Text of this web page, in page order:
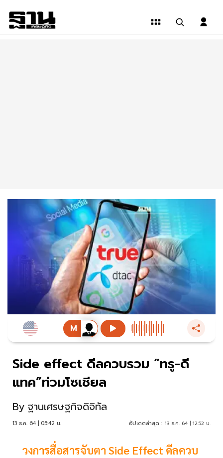
Side effect ดีลควบรวม “ทรู-ดี
แทค”ท่วมโซเชียล
By ฐานเศรษฐกิจดิจิทัล
13 ธ.ค. 64 | 05:42 น. อัปเดตล่าสุด : 13 ธ.ค. 64 | 12:52 น.
วงการสื่อสารจับตา Side Effect ดีลควบ